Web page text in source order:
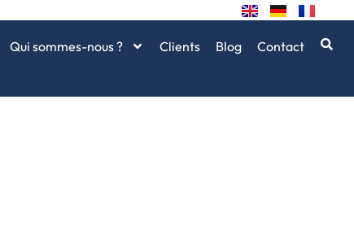
Qui sommes-nous ? Clients Blog Contact